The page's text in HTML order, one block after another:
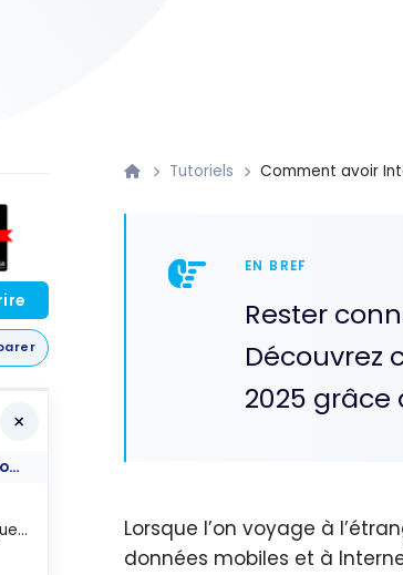
Tutoriels Comment avoir
EN BREF
Rester
Découvrez
2025
Lorsque l’on voyage à
données mobiles et à
Comment avoir Internet lorsque vous voyagez
Autres façons d'avoir Internet lorsque vous voyagez